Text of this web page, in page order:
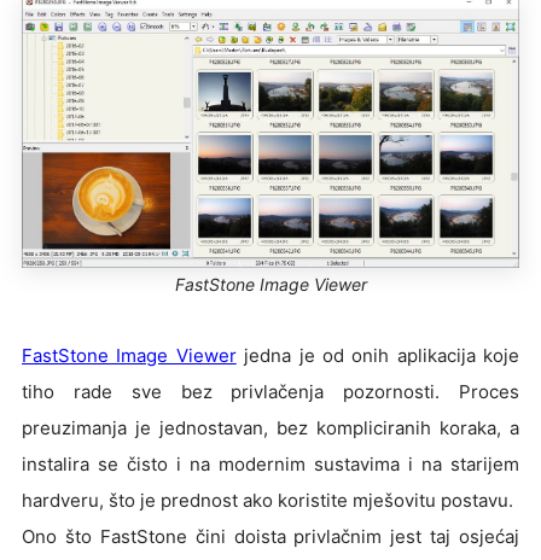
FastStone Image Viewer
FastStone Image Viewerjedna je od onih aplikacija koje
tiho rade sve bez privlačenja pozornosti. Proces
preuzimanja je jednostavan, bez kompliciranih koraka, a
instalira se čisto i na modernim sustavima i na starijem
hardveru, što je prednost ako koristite mješovitu postavu.
Ono što FastStone čini doista privlačnim jest taj osjećaj